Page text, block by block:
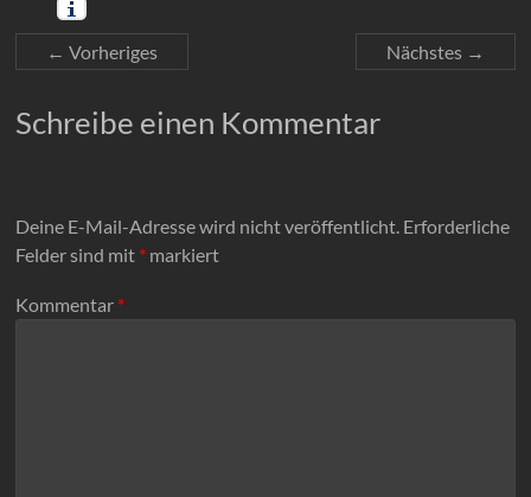
← Vorheriges Nächstes →
Schreibe einen Kommentar
Deine E-Mail-Adresse wird nicht veröffentlicht. Erforderliche
Felder sind mit * markiert
Kommentar *